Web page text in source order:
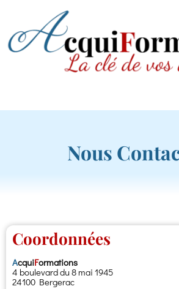
Nous
Coordonnées
AcquiFormations
4 boulevard du 8 mai 1945
24100 Bergerac